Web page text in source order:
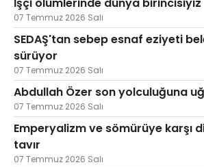
07 Temmuz 2026 Salı
SEDAŞ'tan sebep esnaf eziyeti
sürüyor
07 Temmuz 2026 Salı
Abdullah Özer son yolculuğuna
07 Temmuz 2026 Salı
Emperyalizm ve sömürüye karşı
tavır
07 Temmuz 2026 Salı